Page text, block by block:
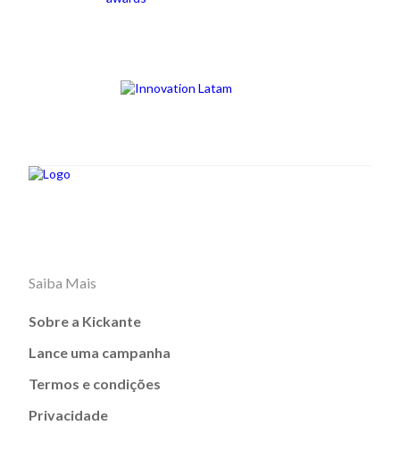
Saiba Mais
Sobre a Kickante
Lance uma campanha
Termos e condições
Privacidade